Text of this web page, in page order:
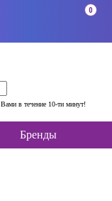
в течение 10-ти минут!
0
Бренды